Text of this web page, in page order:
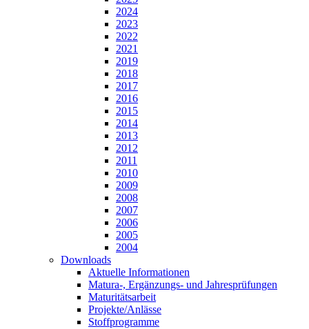
2024
2023
2022
2021
2019
2018
2017
2016
2015
2014
2013
2012
2011
2010
2009
2008
2007
2006
2005
2004
Downloads
Aktuelle Informationen
Matura-, Ergänzungs- und Jahresprüfungen
Maturitätsarbeit
Projekte/Anlässe
Stoffprogramme